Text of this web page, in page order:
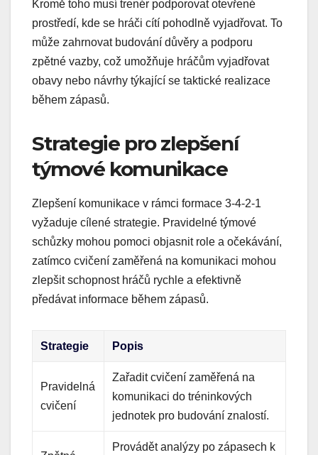
Kromě toho musí trenér podporovat otevřené
prostředí, kde se hráči cítí pohodlně vyjadřovat. To
může zahrnovat budování důvěry a podporu
zpětné vazby, což umožňuje hráčům vyjadřovat
obavy nebo návrhy týkající se taktické realizace
během zápasů.
Strategie pro zlepšení
týmové komunikace
Zlepšení komunikace v rámci formace 3-4-2-1
vyžaduje cílené strategie. Pravidelné týmové
schůzky mohou pomoci objasnit role a očekávání,
zatímco cvičení zaměřená na komunikaci mohou
zlepšit schopnost hráčů rychle a efektivně
předávat informace během zápasů.
Strategie Popis
Pravidelná
cvičení
Zařadit cvičení zaměřená na
komunikaci do tréninkových
jednotek pro budování znalostí.
Provádět analýzy po zápasech k